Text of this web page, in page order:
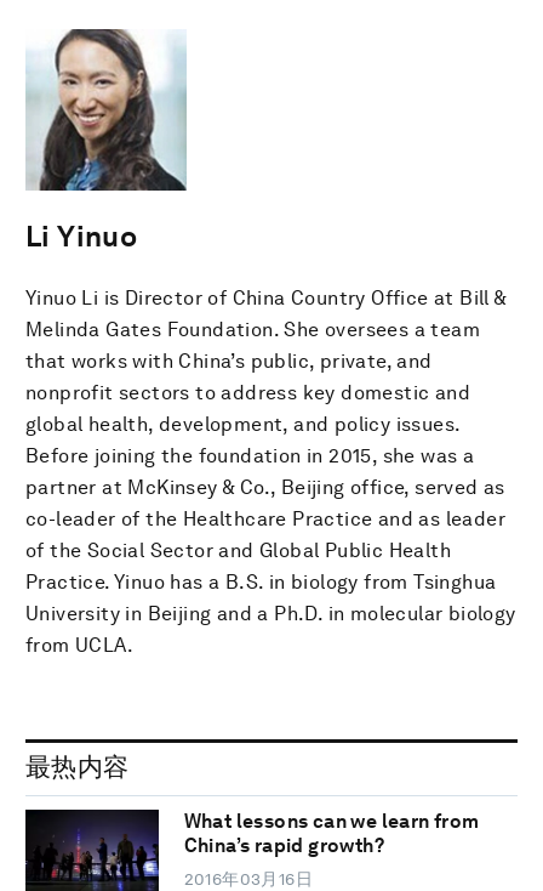
Li Yinuo
Yinuo Li is Director of China Country Office at Bill &
Melinda Gates Foundation. She oversees a team
that works with China’s public, private, and
nonprofit sectors to address key domestic and
global health, development, and policy issues.
Before joining the foundation in 2015, she was a
partner at McKinsey & Co., Beijing office, served as
co-leader of the Healthcare Practice and as leader
of the Social Sector and Global Public Health
Practice. Yinuo has a B.S. in biology from Tsinghua
University in Beijing and a Ph.D. in molecular biology
from UCLA.
最热内容
What lessons can we learn from
China’s rapid growth?
2016年03月16日